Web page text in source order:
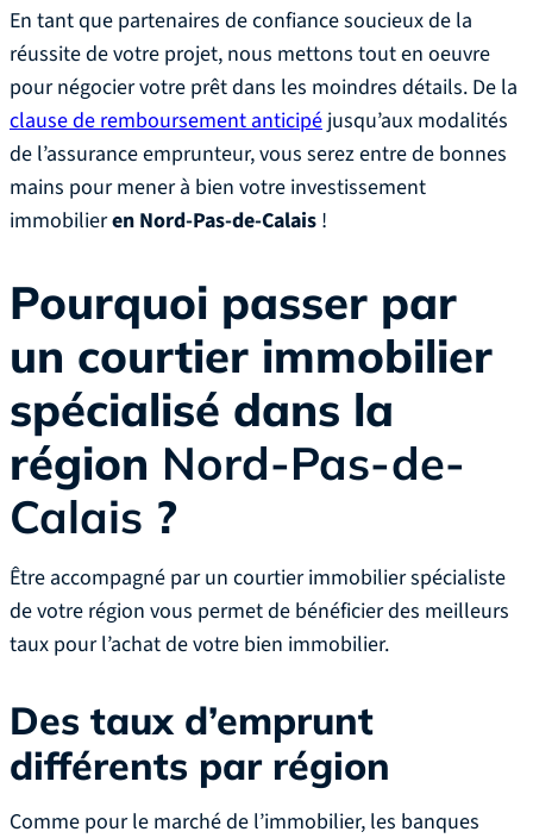
En tant que partenaires de confiance soucieux de la
réussite de votre projet, nous mettons tout en oeuvre
pour négocier votre prêt dans les moindres détails. De la
clause de remboursement anticipé jusqu’aux modalités
de l’assurance emprunteur, vous serez entre de bonnes
mains pour mener à bien votre investissement
immobilieren Nord-Pas-de-Calais !
Pourquoi passer par
un courtier immobilier
spécialisé dans la
région Nord-Pas-de-
Calais ?
Être accompagné par un courtier immobilier spécialiste
de votre région vous permet de bénéficier des meilleurs
taux pour l’achat de votre bien immobilier.
Des taux d’emprunt
différents par région
Comme pour le marché de l’immobilier, les banques